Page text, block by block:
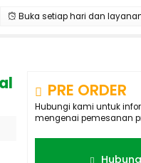
Buka setiap hari dan
PRE ORDER
Hubungi kami untuk
mengenai pemesanan